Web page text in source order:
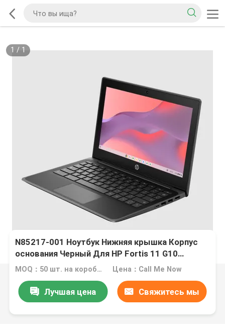
1 / 1
N85217-001 Ноутбук Нижняя крышка Корпус
основания Черный Для HP Fortis 11 G10
Chromebook
MOQ：50 шт. на коробку Цена：Call Me Now
Лучшая цена Свяжитесь мы